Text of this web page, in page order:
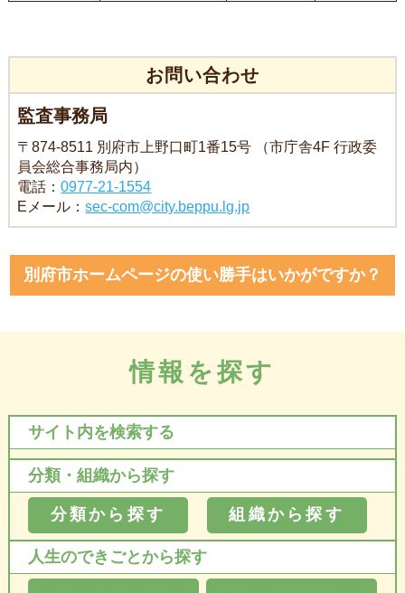
お問い合わせ
監査事務局
〒874-8511 別府市上野口町1番15号 （市庁舎4F 行政委
員会総合事務局内）
電話：0977-21-1554
Eメール：sec-com@city.beppu.lg.jp
別府市ホームページの使い勝手はいかがですか？
情報を探す
サイト内を検索する
分類・組織から探す
分類から探す 組織から探す
人生のできごとから探す